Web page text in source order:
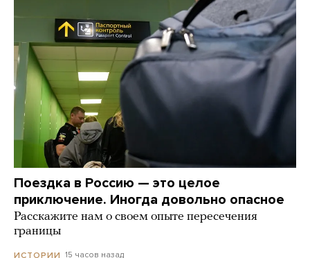
Поездка в Россию — это целое
приключение. Иногда довольно опасное
Расскажите нам о своем опыте пересечения
границы
ИСТОРИИ 15 часов назад